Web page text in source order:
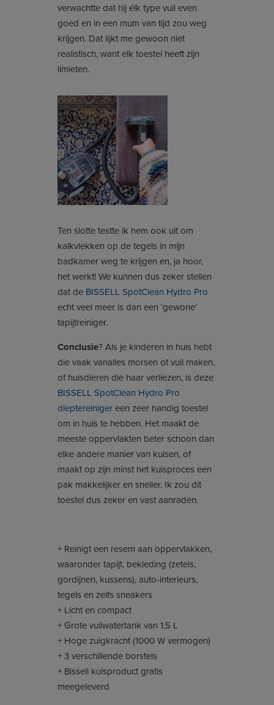
verwachtte dat hij élk type vuil even
goed en in een mum van tijd zou weg
krijgen. Dat lijkt me gewoon niet
realistisch, want elk toestel heeft zijn
limieten.
Ten slotte testte ik hem ook uit om
kalkvlekken op de tegels in mijn
badkamer weg te krijgen en, ja hoor,
het werkt! We kunnen dus zeker stellen
dat de BISSELL SpotClean Hydro Pro
echt veel meer is dan een ‘gewone’
tapijtreiniger.
Conclusie? Als je kinderen in huis hebt
die vaak vanalles morsen of vuil maken,
of huisdieren die haar verliezen, is deze
BISSELL SpotClean Hydro Pro
dieptereinigereen zeer handig toestel
om in huis te hebben. Het maakt de
meeste oppervlakten beter schoon dan
elke andere manier van kuisen, of
maakt op zijn minst het kuisproces een
pak makkelijker en sneller. Ik zou dit
toestel dus zeker en vast aanraden.
+ Reinigt een resem aan oppervlakken,
waaronder tapijt, bekleding (zetels,
gordijnen, kussens), auto-interieurs,
tegels en zelfs sneakers
+ Licht en compact
+ Grote vuilwatertank van 1,5 L
+ Hoge zuigkracht (1000 W vermogen)
+ 3 verschillende borstels
+ Bissell kuisproduct gratis
meegeleverd